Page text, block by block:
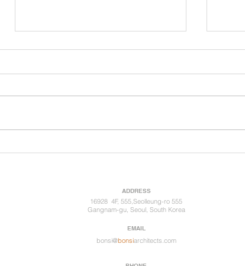
WINNER 함안한자문학관 설
ADDRESS
16928 4F, 555,Seolleung-ro 555
Gangnam-gu, Seoul, South Korea
EMAIL
bonsi@bonsiarchitects.com